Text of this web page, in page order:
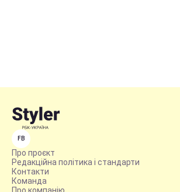
FB
Про проєкт
Редакційна політика і стандарти
Контакти
Команда